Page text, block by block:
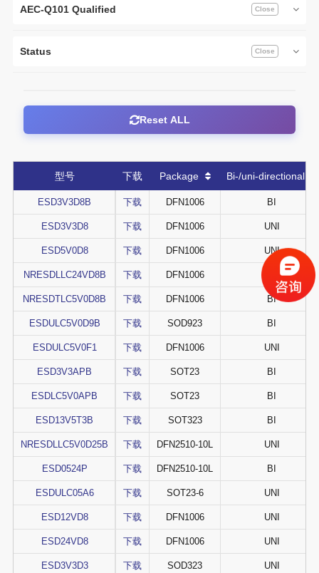
AEC-Q101 Qualified
Status
Reset ALL
型号 下载 Package Bi-/uni-directional
ESD3V3D8B 下载 DFN1006 BI
ESD3V3D8 下载 DFN1006 UNI
ESD5V0D8 下载 DFN1006 UNI
NRESDLLC24VD8B 下载 DFN1006
NRESDTLC5V0D8B 下载 DFN1006 BI
ESDULC5V0D9B 下载 SOD923 BI
ESDULC5V0F1 下载 DFN1006 UNI
ESD3V3APB 下载 SOT23 BI
ESDLC5V0APB 下载 SOT23 BI
ESD13V5T3B 下载 SOT323 BI
NRESDLLC5V0D25B 下载 DFN2510-10L UNI
ESD0524P 下载 DFN2510-10L BI
ESDULC05A6 下载 SOT23-6 UNI
ESD12VD8 下载 DFN1006 UNI
ESD24VD8 下载 DFN1006 UNI
ESD3V3D3 下载 SOD323 UNI